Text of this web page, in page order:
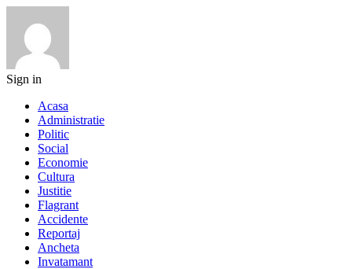
Sign in
Acasa
Administratie
Politic
Social
Economie
Cultura
Justitie
Flagrant
Accidente
Reportaj
Ancheta
Invatamant